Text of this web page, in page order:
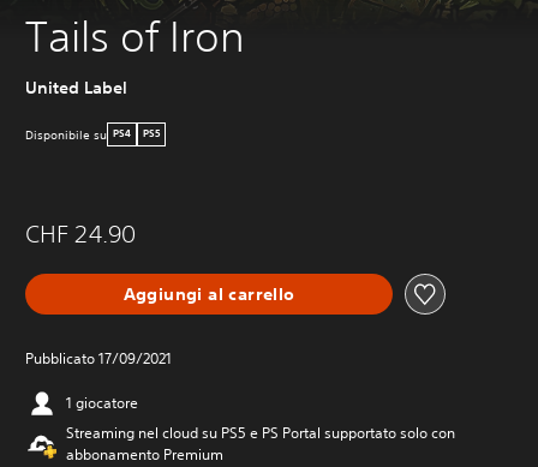
Tails of Iron
United Label
Disponibile su PS4 PS5
CHF 24.90
Aggiungi al carrello
Pubblicato 17/09/2021
1 giocatore
Streaming nel cloud su PS5 e PS Portal supportato solo con
abbonamento Premium